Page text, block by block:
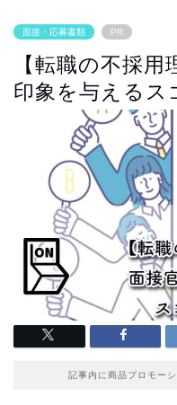
面接・応募書類 PR
【転職の不採
印象を与えるス
記事内に商品プロモー